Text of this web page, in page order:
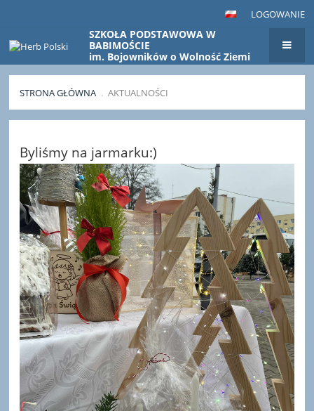
LOGOWANIE
SZKOŁA PODSTAWOWA W
BABIMOŚCIE
im. Bojowników o Wolność Ziemi
Babimojskiej
STRONA GŁÓWNA . AKTUALNOŚCI
Byliśmy na jarmarku:)